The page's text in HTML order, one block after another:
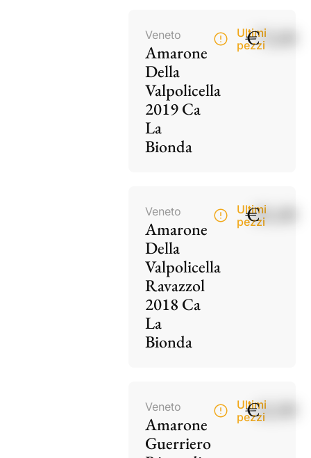
Veneto
Amarone
Della
Valpolicella
2019 Ca
La
Bionda
Ultimi
pezzi
€73,00
Veneto
Amarone
Della
Valpolicella
Ravazzol
2018 Ca
La
Bionda
Ultimi
pezzi
€85,00
Veneto
Amarone
Guerriero
Ultimi
pezzi
€42,00